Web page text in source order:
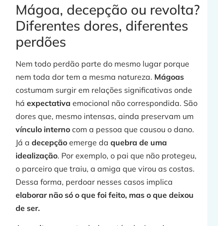
Mágoa, decepção ou revolta?
Diferentes dores, diferentes
perdões
Nem todo perdão parte do mesmo lugar porque
nem toda dor tem a mesma natureza. Mágoas
costumam surgir em relações significativas onde
há expectativa emocional não correspondida. São
dores que, mesmo intensas, ainda preservam um
vínculo internocom a pessoa que causou o dano.
Já adecepção emerge da quebra de uma
idealização. Por exemplo, o pai que não protegeu,
o parceiro que traiu, a amiga que virou as costas.
Dessa forma, perdoar nesses casos implica
elaborar não só o que foi feito, mas o que deixou
de ser.